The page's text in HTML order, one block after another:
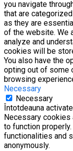
you navigate
that are
as they are
of the website. We
analyze and
cookies will be
You also have the
opting out of some
browsing
Necessary
Necessary
Întotdeauna activate
Necessary
to function
functionalities and
anonymously.